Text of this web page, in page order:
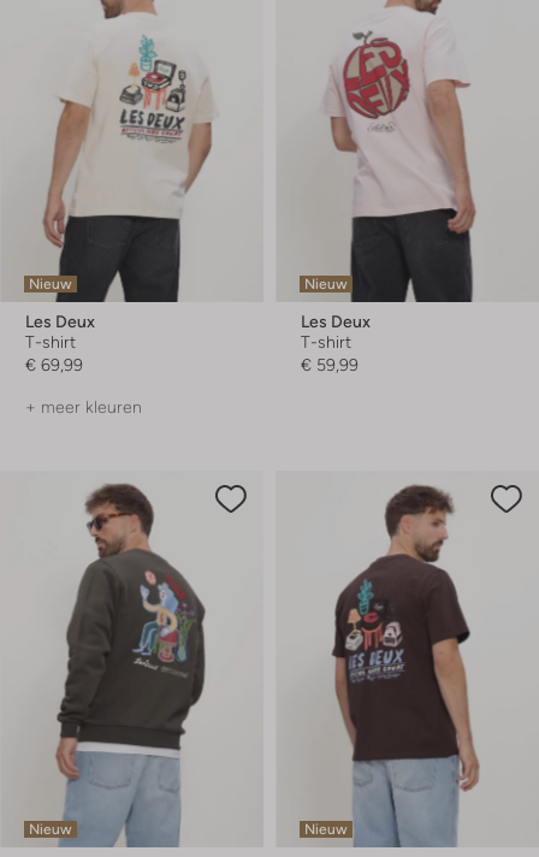
Nieuw
Les Deux
T-shirt
€ 69,99
+ meer kleuren
Nieuw
Les Deux
T-shirt
€ 59,99
Nieuw Nieuw